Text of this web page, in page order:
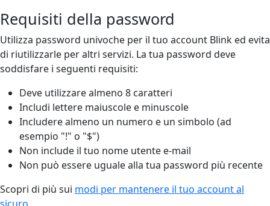
Requisiti della password
Utilizza password univoche per il tuo account Blink ed evita
di riutilizzarle per altri servizi. La tua password deve
soddisfare i seguenti requisiti:
Deve utilizzare almeno 8 caratteri
Includi lettere maiuscole e minuscole
Includere almeno un numero e un simbolo (ad
esempio "!" o "$")
Non include il tuo nome utente e-mail
Non può essere uguale alla tua password più recente
Scopri di più sui modi per mantenere il tuo account al